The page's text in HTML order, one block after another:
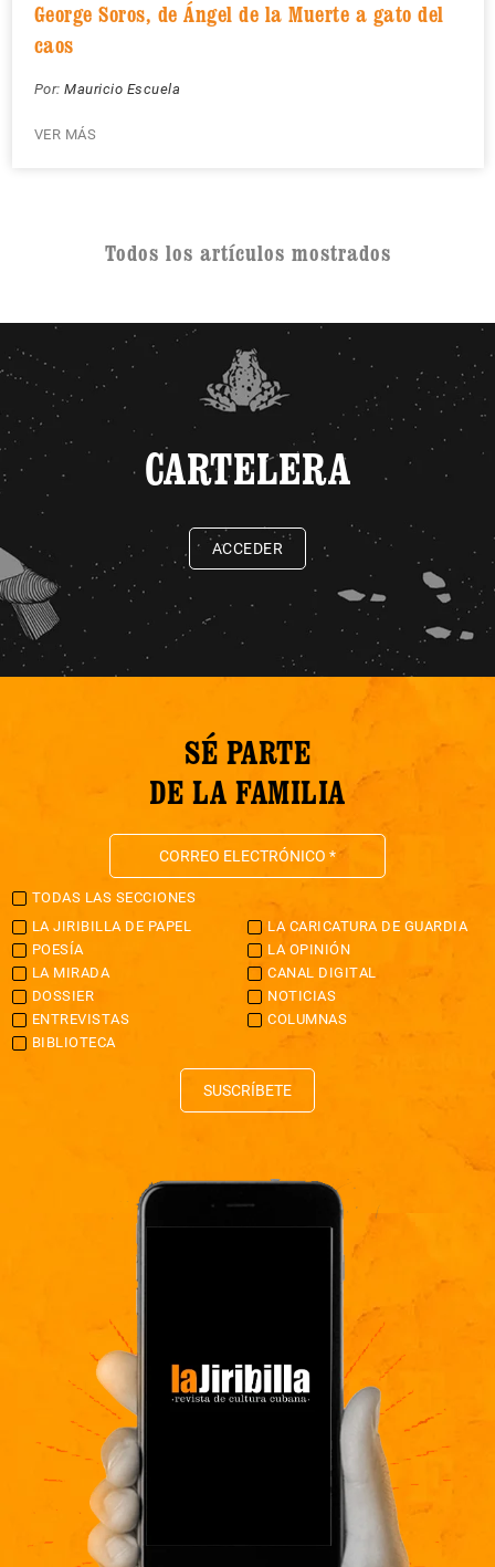
George Soros, de Ángel de la Muerte a gato del
caos
Por: Mauricio Escuela
VER MÁS
Todos los artículos mostrados
CARTELERA
ACCEDER
SÉ PARTE
DE LA FAMILIA
TODAS LAS SECCIONES
LA JIRIBILLA DE PAPEL
LA CARICATURA DE GUARDIA
POESÍA
LA OPINIÓN
LA MIRADA
CANAL DIGITAL
DOSSIER
NOTICIAS
ENTREVISTAS
COLUMNAS
BIBLIOTECA
SUSCRÍBETE